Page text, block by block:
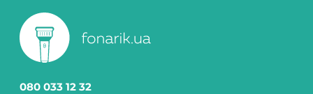
080 033 12 32